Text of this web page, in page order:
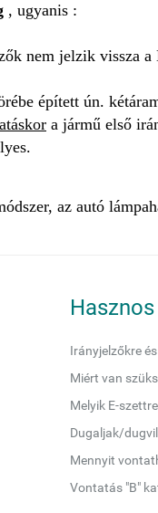
, ugyanis :
nem jelzik vissza
épített ún.
a jármű első
az autó
Irányjelzőkre
Miért van
Melyik E-
Dugaljak/
Mennyit
Vontatás "B"